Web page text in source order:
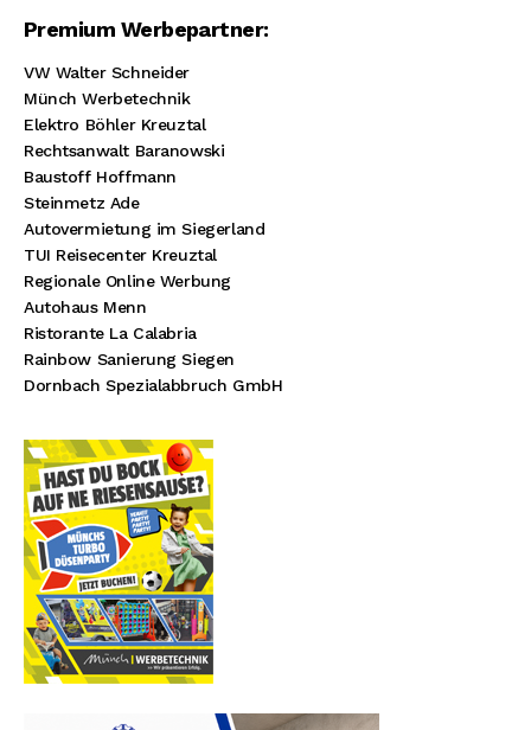
Premium Werbepartner:
VW Walter Schneider
Münch Werbetechnik
Elektro Böhler Kreuztal
Rechtsanwalt Baranowski
Baustoff Hoffmann
Steinmetz Ade
Autovermietung im Siegerland
TUI Reisecenter Kreuztal
Regionale Online Werbung
Autohaus Menn
Ristorante La Calabria
Rainbow Sanierung Siegen
Dornbach Spezialabbruch GmbH